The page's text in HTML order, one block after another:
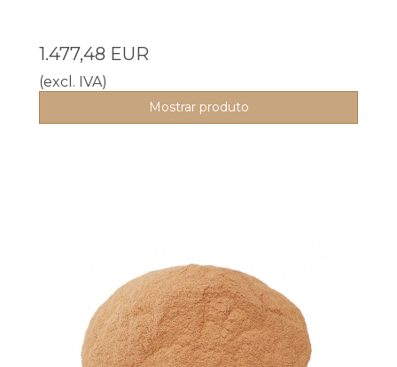
1.477,48 EUR
(excl. IVA)
Mostrar produto